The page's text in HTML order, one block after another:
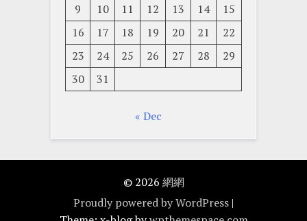
9
10 11 12 13 14
15
16
17 18 19 20 21
22
23
24 25 26 27 28
29
30
31
« Dec
© 2026 網網
Proudly powered by WordPress |